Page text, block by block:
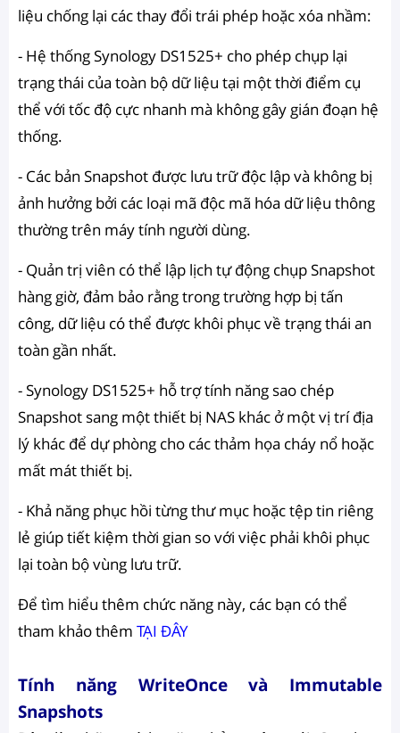
liệu chống lại các thay đổi trái phép hoặc xóa nhầm:
- Hệ thống Synology DS1525+ cho phép chụp lại
trạng thái của toàn bộ dữ liệu tại một thời điểm cụ
thể với tốc độ cực nhanh mà không gây gián đoạn hệ
thống.
- Các bản Snapshot được lưu trữ độc lập và không bị
ảnh hưởng bởi các loại mã độc mã hóa dữ liệu thông
thường trên máy tính người dùng.
- Quản trị viên có thể lập lịch tự động chụp Snapshot
hàng giờ, đảm bảo rằng trong trường hợp bị tấn
công, dữ liệu có thể được khôi phục về trạng thái an
toàn gần nhất.
- Synology DS1525+ hỗ trợ tính năng sao chép
Snapshot sang một thiết bị NAS khác ở một vị trí địa
lý khác để dự phòng cho các thảm họa cháy nổ hoặc
mất mát thiết bị.
- Khả năng phục hồi từng thư mục hoặc tệp tin riêng
lẻ giúp tiết kiệm thời gian so với việc phải khôi phục
lại toàn bộ vùng lưu trữ.
Để tìm hiểu thêm chức năng này, các bạn có thể
tham khảo thêm TẠI ĐÂY
Tính năng WriteOnce và Immutable
Snapshots